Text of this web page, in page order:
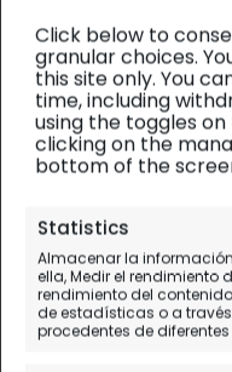
Click below to
granular choices.
this site only. You
time, including
using the toggles
clicking on the
bottom of the
Statistics
Almacenar la
ella, Medir el rendimiento
rendimiento del
de estadísticas o a
procedentes de diferentes
Shinjuku,